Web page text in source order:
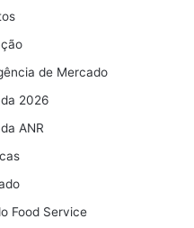
de Mercado
2026
ANR
Food Service